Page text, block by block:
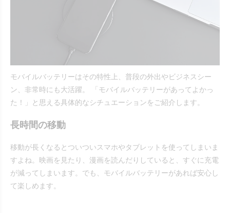
モバイルバッテリーはその特性上、普段の外出やビジネスシー
ン、非常時にも大活躍。 「モバイルバッテリーがあってよかっ
た！」と思える具体的なシチュエーションをご紹介します。
長時間の移動
移動が長くなるとついついスマホやタブレットを使ってしまいま
すよね。映画を見たり、漫画を読んだりしていると、すぐに充電
が減ってしまいます。でも、モバイルバッテリーがあれば安心し
て楽しめます。